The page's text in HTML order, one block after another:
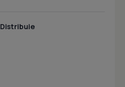
Distribuie